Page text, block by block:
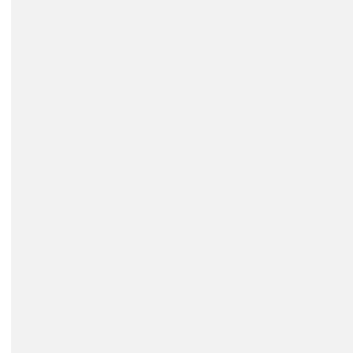
PFLUGKÖRPER C-Plus Pflugkörper WXL 430 mit langer